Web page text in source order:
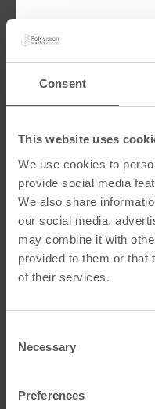
Consent
This website uses
We use cookies to
provide social media
We also share
our social media,
may combine it with
provided to them or that
of their services.
Necessary
Preferences
Polyvision文化本质
德的人们为实现共同
的发展和壮大，从而
的团队型组织。
Polyvision重视每位员
的力量，这种双重关
展，并最终实现个人
人是我们所做一切的
员工福祉，确保每个
我们坚信我们的工作
感自豪，因为我们齐
够在社区以及我们的
影响。
包容与多元化